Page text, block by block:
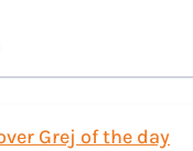
Grej of the day